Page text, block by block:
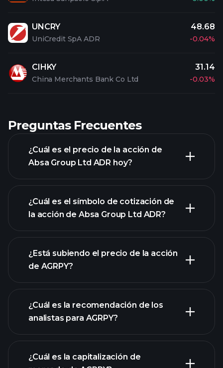
UNCRY
UniCredit SpA ADR
48.68
-0.04%
CIHKY
China Merchants Bank Co Ltd
31.14
-0.03%
Preguntas Frecuentes
¿Cuál es el precio de la acción de
Absa Group Ltd ADR hoy?
gráfico avanzado
¿Cuál es el símbolo de cotización de
la acción de Absa Group Ltd ADR?
¿Está subiendo el precio de la acción
de AGRPY?
gráfico de
AGRPY
¿Cuál es la recomendación de los
analistas para AGRPY?
¿Cuál es la capitalización de